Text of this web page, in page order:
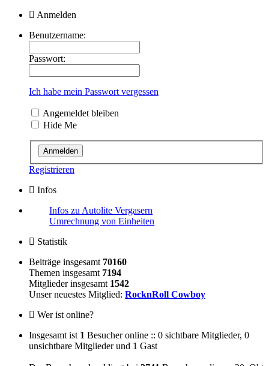
Anmelden
Benutzername:
Passwort:
Ich habe mein Passwort vergessen
Angemeldet bleiben
Hide Me
Registrieren
Infos
Infos zu Autolite Vergasern
Umrechnung von Einheiten
Statistik
Beiträge insgesamt 70160
Themen insgesamt 7194
Mitglieder insgesamt 1542
Unser neuestes Mitglied: RocknRoll Cowboy
Wer ist online?
Insgesamt ist 1 Besucher online :: 0 sichtbare Mitglieder, 0
unsichtbare Mitglieder und 1 Gast